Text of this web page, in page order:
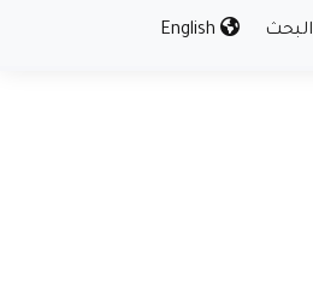
البحث